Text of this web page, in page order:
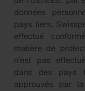
données
pays tiers,
effectué
matière de
n’est pas
dans des pays
approuvés par